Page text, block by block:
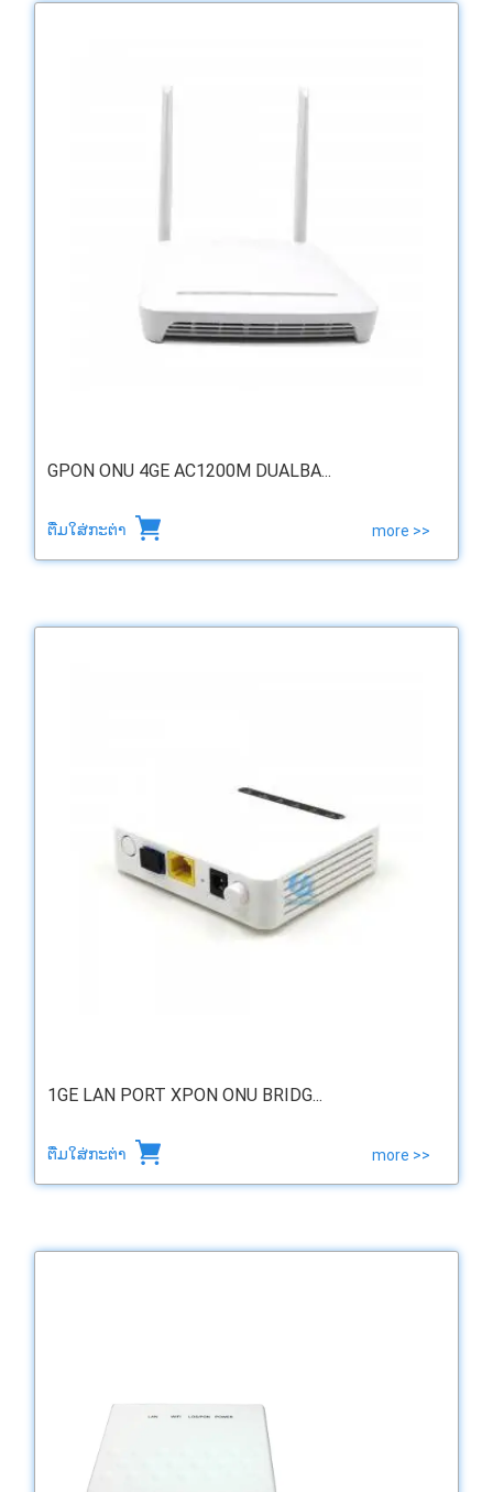
GPON ONU 4GE AC1200M DUALBA...
ຕື່ມໃສ່ກະຕ່າ more >>
1GE LAN PORT XPON ONU BRIDG...
ຕື່ມໃສ່ກະຕ່າ more >>